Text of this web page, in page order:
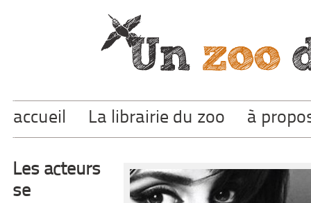
accueil La librairie du zoo à
Les acteurs
se